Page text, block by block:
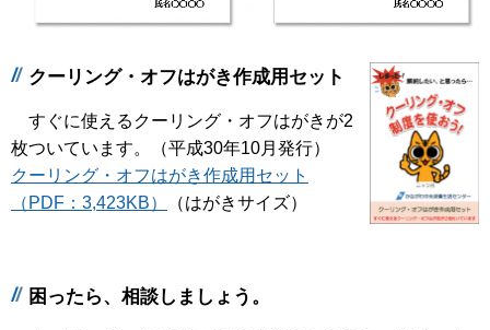
クーリング・オフはがき作成用セット
すぐに使えるクーリング・オフはがきが2
枚ついています。（平成30年10月発行）
クーリング・オフはがき作成用セット
（PDF：3,423KB）
（はがきサイズ）
困ったら、相談しましょう。